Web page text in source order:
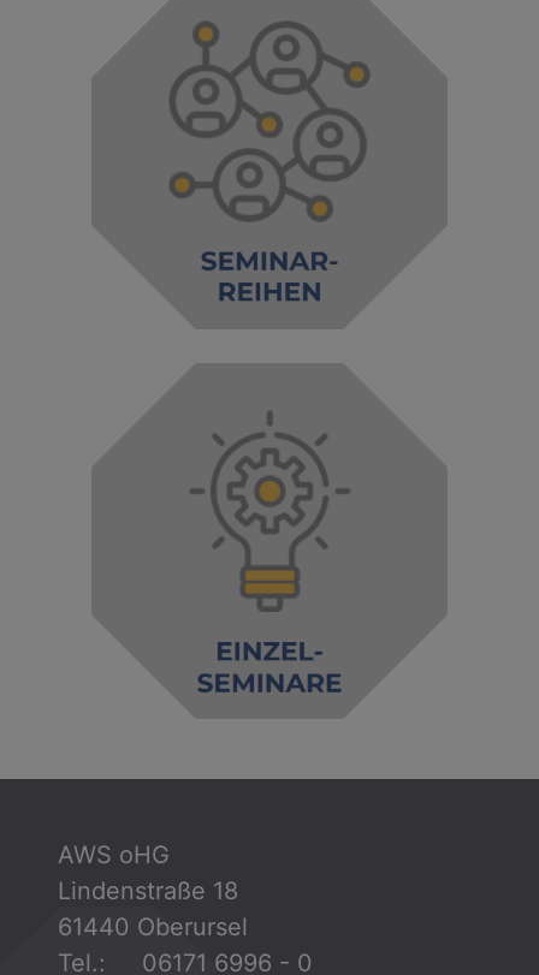
AWS oHG
Lindenstraße 18
61440 Oberursel
Tel.: 06171 6996 - 0